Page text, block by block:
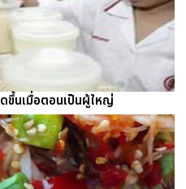
ขึ้นเมื่อตอนเป็นผู้ใหญ่